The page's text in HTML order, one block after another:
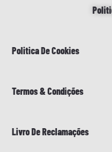
Politica De Cookies
Termos & Condições
Livro De Reclamações